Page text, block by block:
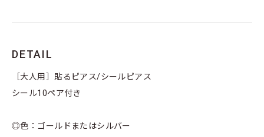
DETAIL
［大人用］貼るピアス/シールピアス
シール10ペア付き
◎色：ゴールドまたはシルバー